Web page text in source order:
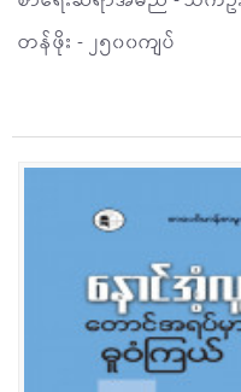
တန်ဖိုး - ၂၅၀၀ကျပ်